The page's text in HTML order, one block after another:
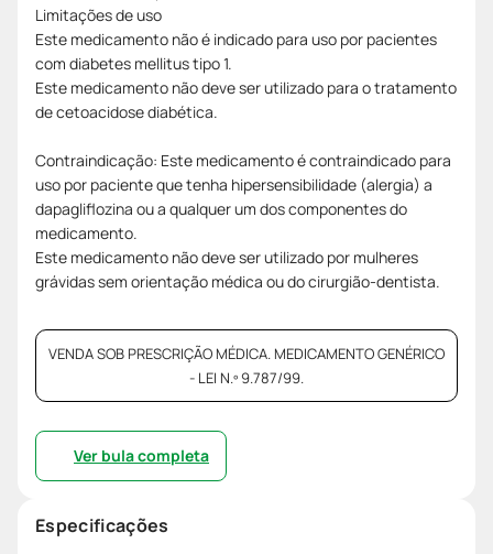
Limitações de uso
Este medicamento não é indicado para uso por pacientes
com diabetes mellitus tipo 1.
Este medicamento não deve ser utilizado para o tratamento
de cetoacidose diabética.
Contraindicação: Este medicamento é contraindicado para
uso por paciente que tenha hipersensibilidade (alergia) a
dapagliflozina ou a qualquer um dos componentes do
medicamento.
Este medicamento não deve ser utilizado por mulheres
grávidas sem orientação médica ou do cirurgião-dentista.
VENDA SOB PRESCRIÇÃO MÉDICA. MEDICAMENTO GENÉRICO
- LEI N.º 9.787/99.
Ver bula completa
Especificações